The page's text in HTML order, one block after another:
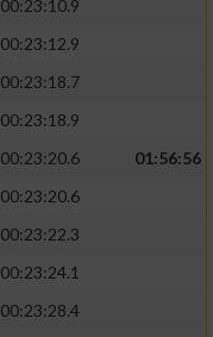
00:23:10.9
00:23:12.9
00:23:18.7
00:23:18.9
00:23:20.6
01:56:56
00:23:20.6
00:23:22.3
00:23:24.1
00:23:28.4